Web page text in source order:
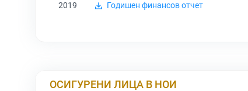
2019
Годишен финансов отчет
ОСИГУРЕНИ ЛИЦА В НОИ